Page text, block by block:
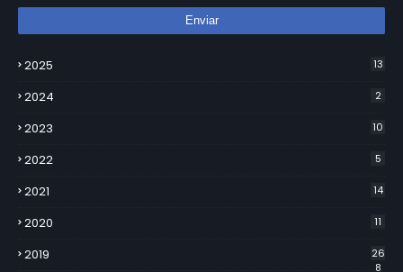
2025 13
2024 2
2023 10
2022 5
2021 14
2020 11
2019
26
8